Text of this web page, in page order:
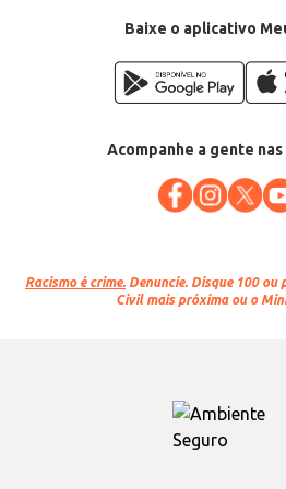
Baixe o aplicativo
Acompanhe a gente
Racismo é crime. Denuncie. Disque 100 ou
Civil mais próxima ou o